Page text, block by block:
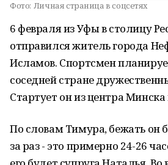
Фото: Личная страница в соцсетях
6 февраля из Уфы в столицу
отправился житель города
Исламов. Спортсмен
соседней стране
Стартует он из центра Минска
По словам Тимура, бежать он
за раз - это примерно 24-26